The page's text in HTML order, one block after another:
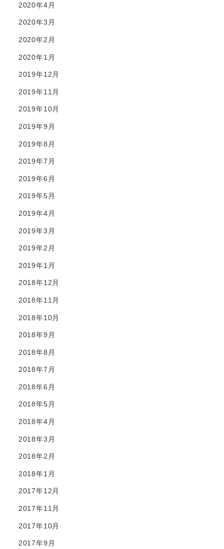
2020年4月
2020年3月
2020年2月
2020年1月
2019年12月
2019年11月
2019年10月
2019年9月
2019年8月
2019年7月
2019年6月
2019年5月
2019年4月
2019年3月
2019年2月
2019年1月
2018年12月
2018年11月
2018年10月
2018年9月
2018年8月
2018年7月
2018年6月
2018年5月
2018年4月
2018年3月
2018年2月
2018年1月
2017年12月
2017年11月
2017年10月
2017年9月